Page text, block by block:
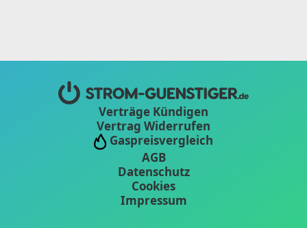
Verträge Kündigen
Vertrag Widerrufen
Gaspreisvergleich
AGB
Datenschutz
Cookies
Impressum